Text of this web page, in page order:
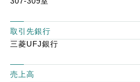
取引先銀行
三菱UFJ銀行
売上高